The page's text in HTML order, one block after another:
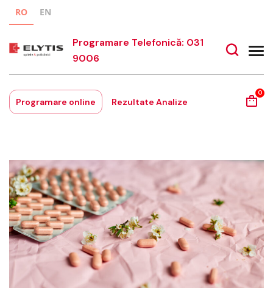
RO EN
Programare Telefonică: 031
9006
Programare online Rezultate Analize
0